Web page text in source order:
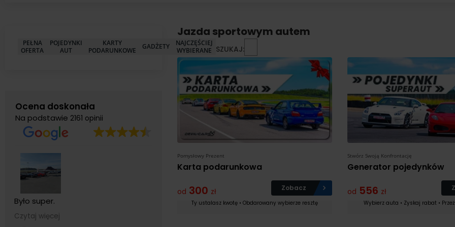
PEŁNA
OFERTA
POJEDYNKI
AUT
KARTY
PODARUNKOWE
GADŻETY
NAJCZĘŚCIEJ
WYBIERANE SZUKAJ:
Ocena doskonała
Na podstawie 2161 opinii
Było super.
Niezapomniane wrażenia.
Serdecznie polecam ❤️
Czytaj więcej
Organizacja na najwyższym
Devil odpala emocje na długo
Jazda sportowym autem
Pomysłowy Prezent
Karta podarunkowa
od 300 zł Zobacz
Ty ustalasz kwotę • Obdarowany wybierze resztę
Stwórz Swoją Konfrontację
Generator pojedynków
od 556 zł
Wybierz auta • Zyskaj rabat •